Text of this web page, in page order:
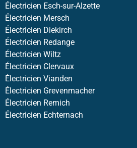
Électricien Esch-sur-Alzette
Électricien Mersch
Électricien Diekirch
Électricien Redange
Électricien Wiltz
Électricien Clervaux
Électricien Vianden
Électricien Grevenmacher
Électricien Remich
Électricien Echternach